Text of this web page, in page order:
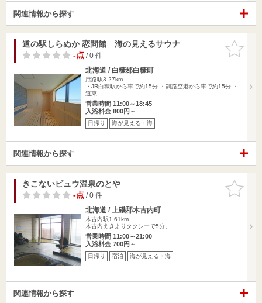
関連情報から探す
お気に入
りに追加
道の駅しらぬか 恋問館 海の見えるサウナ
-点/ 0 件
北海道 / 白糠郡白糠町
庶路駅3.27km
・JR白糠駅から車で約15分 ・釧路空港から車で約15分 ・
道東…
営業時間 11:00～18:45
入浴料金 800円～
日帰り 海が見える・海
関連情報から探す
お気に入
りに追加
きこないビュウ温泉のとや
-点/ 0 件
北海道 / 上磯郡木古内町
木古内駅1.61km
木古内えきよりタクシーで5分。
営業時間 11:00～21:00
入浴料金 700円～
日帰り 宿泊 海が見える・海
関連情報から探す